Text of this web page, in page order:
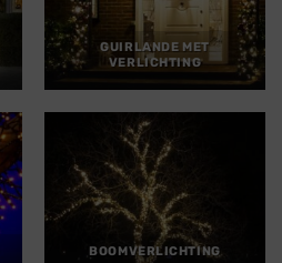
GUIRLANDE MET
VERLICHTING
BOOMVERLICHTING